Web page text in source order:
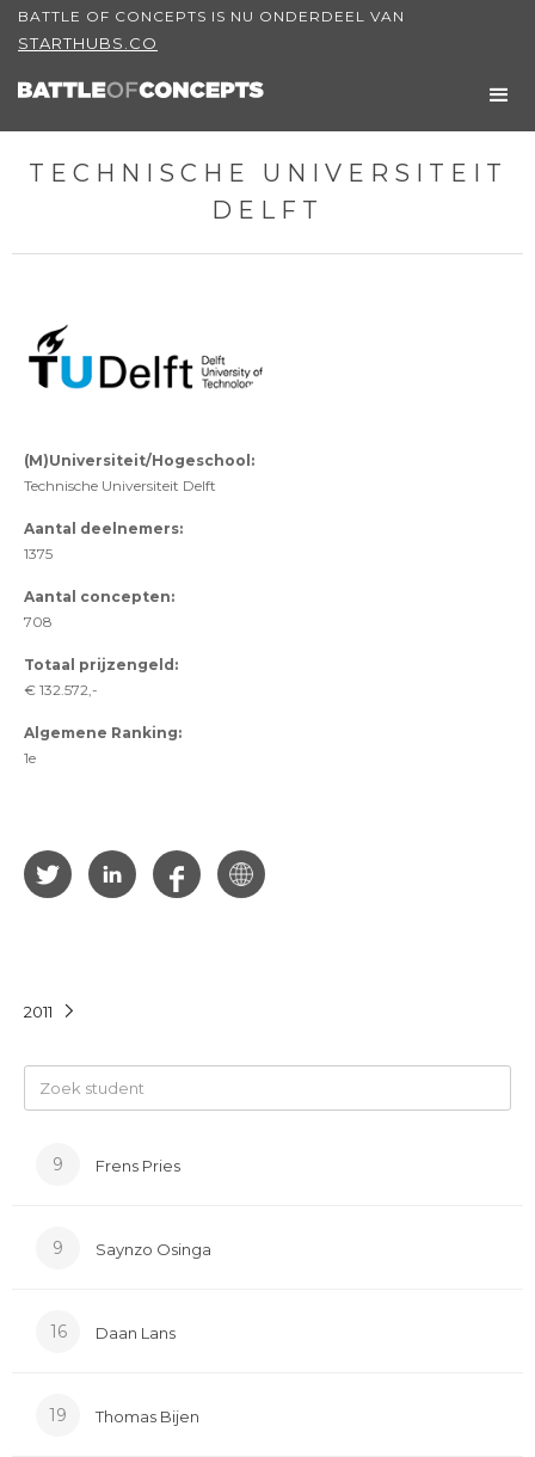
BATTLE OF CONCEPTS IS NU ONDERDEEL VAN
STARTHUBS.CO
TECHNISCHE UNIVERSITEIT
DELFT
(M)Universiteit/Hogeschool:
Technische Universiteit Delft
Aantal deelnemers:
1375
Aantal concepten:
708
Totaal prijzengeld:
€ 132.572,-
Algemene Ranking:
1e
2011
9 Frens Pries
9 Saynzo Osinga
16 Daan Lans
19 Thomas Bijen